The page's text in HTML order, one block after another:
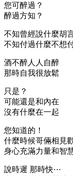
您可醉過？
醉過方知？
不知曾經說什麼胡
不知付過什麼不想
酒不醉人人自醉
那時自我很放鬆
只是？
可能還是和內在
沒有什麼在一起
您知道的！
什麼時候哥倆相見
身心充滿力量和智
說時遲 那時快⋯